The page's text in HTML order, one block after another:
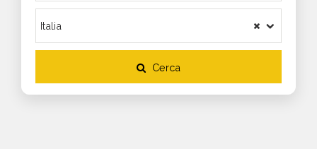
Cerca